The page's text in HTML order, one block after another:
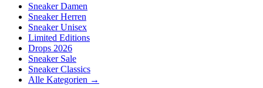
Sneaker Damen
Sneaker Herren
Sneaker Unisex
Limited Editions
Drops 2026
Sneaker Sale
Sneaker Classics
Alle Kategorien →